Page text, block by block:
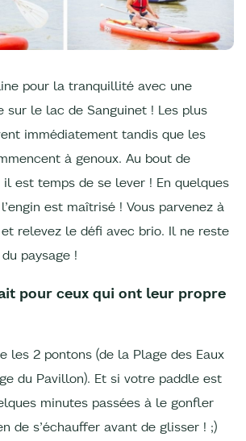
pour la tranquillité avec une
sur le lac de Sanguinet ! Les plus
immédiatement tandis que les
à genoux. Au bout de
est temps de se lever ! En quelques
est maîtrisé ! Vous parvenez à
et relevez le défi avec brio. Il ne reste
paysage !
pour ceux qui ont leur propre
les 2 pontons (de la Plage des Eaux
du Pavillon). Et si votre paddle est
minutes passées à le gonfler
de s’échauffer avant de glisser ! ;)